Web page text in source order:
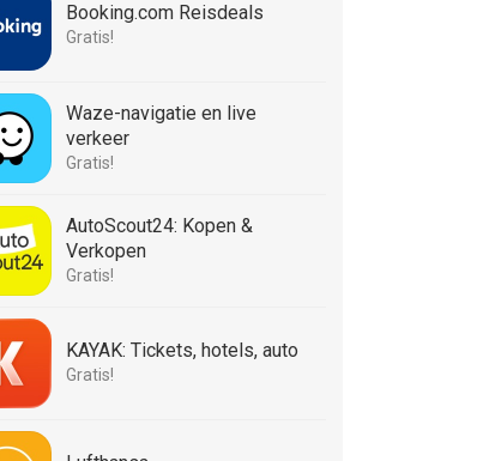
Booking.com Reisdeals
Gratis!
Waze-navigatie en live
verkeer
Gratis!
AutoScout24: Kopen &
Verkopen
Gratis!
KAYAK: Tickets, hotels, auto
Gratis!